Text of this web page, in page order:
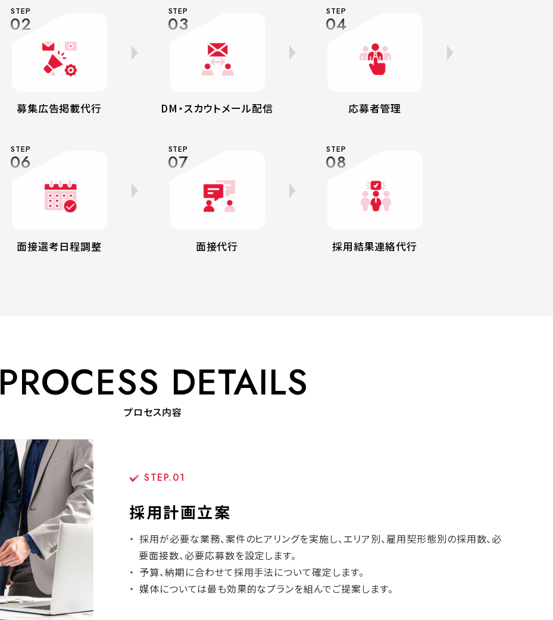
STEP
02
募集広告掲載代行
STEP
03
DM・スカウトメール配信
STEP
04
応募者管理
STEP
06
面接選考日程調整
STEP
07
面接代行
STEP
08
採用結果連絡代行
PROCESS DETAILS
プロセス内容
STEP.01
採用計画立案
採用が必要な業務、案件のヒアリングを実施し、エリア別、雇用契形態別の採用数、必
要面接数、必要応募数を設定します。
予算、納期に合わせて採用手法について確定します。
媒体については最も効果的なプランを組んでご提案します。